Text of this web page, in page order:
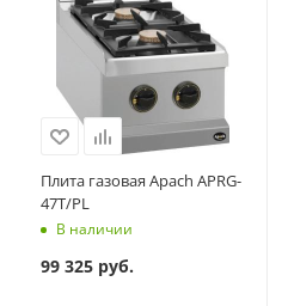
Плита газовая Apach APRG-
47T/PL
В наличии
99 325руб.